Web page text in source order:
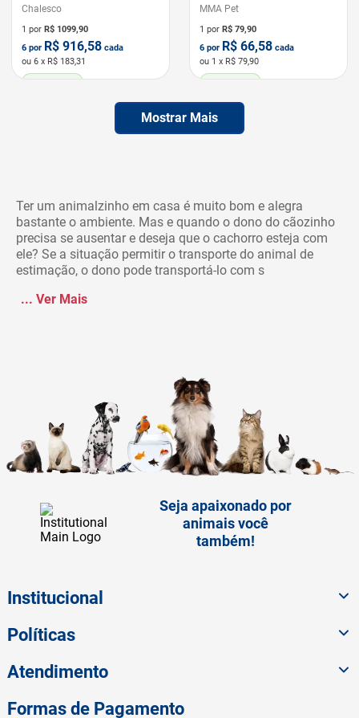
Chalesco
1 por R$ 1099,90
6 por R$ 916,58 cada
ou 6 x R$ 183,31
MMA Pet
1 por R$ 79,90
6 por R$ 66,58 cada
ou 1 x R$ 79,90
Mostrar Mais
Ter um animalzinho em casa é muito bom e alegra
bastante o ambiente. Mas e quando o dono do cãozinho
precisa se ausentar e deseja que o cachorro esteja com
ele? Se a situação permitir o transporte do animal de
estimação, o dono pode transportá-lo com s
... Ver Mais
Seja apaixonado por
animais você
também!
Institucional
Políticas
Atendimento
Formas de Pagamento